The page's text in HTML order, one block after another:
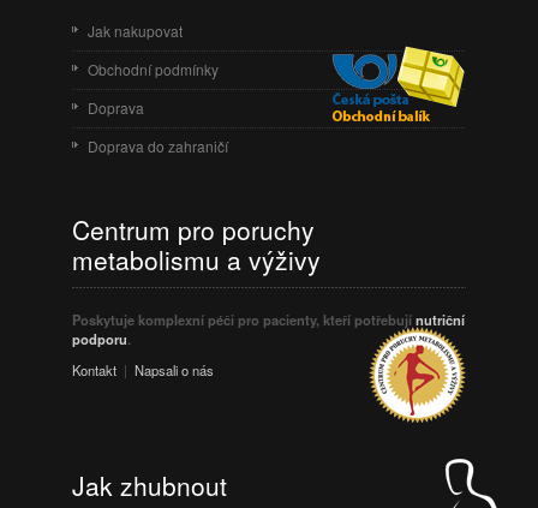
Jak nakupovat
Obchodní podmínky
Doprava
Doprava do zahraničí
Centrum pro poruchy
metabolismu a výživy
Poskytuje komplexní péči pro pacienty, kteří potřebujínutriční
podporu.
Kontakt | Napsali o nás
Jak zhubnout